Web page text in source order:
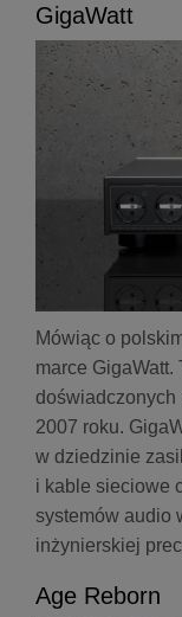
GigaWatt
Mówiąc o
marce
doświadczonych
2007 roku.
w dziedzinie
i kable sieciowe
systemów audio
inżynierskiej
Age Reborn